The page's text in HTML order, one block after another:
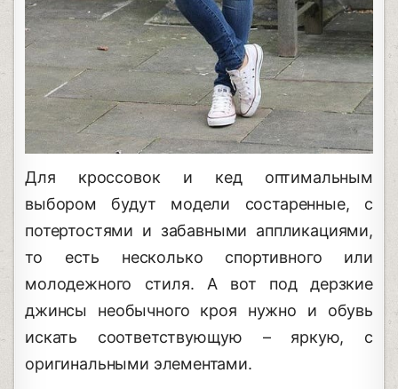
Для кроссовок и кед оптимальным
выбором будут модели состаренные, с
потертостями и забавными аппликациями,
то есть несколько спортивного или
молодежного стиля. А вот под дерзкие
джинсы необычного кроя нужно и обувь
искать соответствующую – яркую, с
оригинальными элементами.